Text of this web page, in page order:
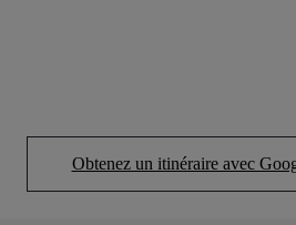
Obtenez un itinéraire avec
(Opens in